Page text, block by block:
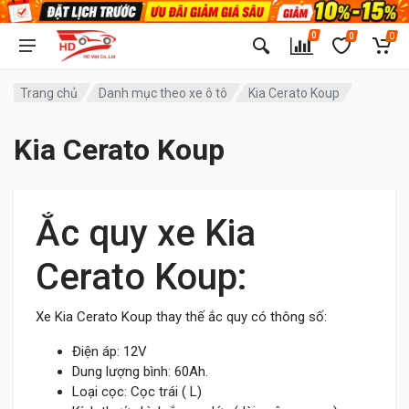
0 0 0
Trang chủ Danh mục theo xe ô tô Kia Cerato Koup
Kia Cerato Koup
Ắc quy xe Kia
Cerato Koup:
Xe Kia Cerato Koup thay thế ắc quy có thông số:
Điện áp: 12V
Dung lượng bình: 60Ah.
Loại cọc: Cọc trái ( L)